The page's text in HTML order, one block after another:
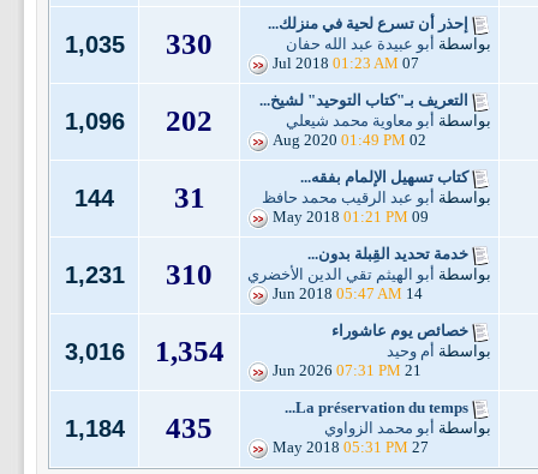
إحذر أن تسرع لحية في منزلك...
بواسطة أبو عبيدة عبد الله حفان
07 Jul 2018
01:23 AM
330
1,035
التعريف بـ"كتاب التوحيد" لشيخ...
بواسطة أبو معاوية محمد شيعلي
02 Aug 2020
01:49 PM
202
1,096
كتاب تسهيل الإلمام بفقه...
بواسطة أبو عبد الرقيب محمد حافظ
09 May 2018
01:21 PM
31
144
خدمة تحديد القِبلة بدون...
بواسطة أبو الهيثم تقي الدين الأخضري
14 Jun 2018
05:47 AM
310
1,231
خصائص يوم عاشوراء
بواسطة أم وحيد
21 Jun 2026
07:31 PM
1,354
3,016
La préservation du temps...
بواسطة أبو محمد الزواوي
27 May 2018
05:31 PM
435
1,184